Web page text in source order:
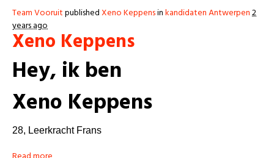
Team VooruitpublishedXeno Keppensinkandidaten Antwerpen2
years ago
Xeno Keppens
Hey, ik ben
Xeno Keppens
28, Leerkracht Frans